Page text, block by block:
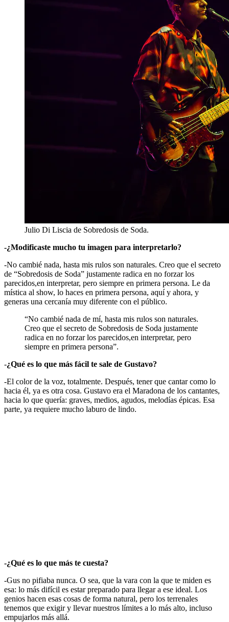
Julio Di Liscia de Sobredosis de Soda.
-¿Modificaste mucho tu imagen para interpretarlo?
-No cambié nada, hasta mis rulos son naturales. Creo que el secreto
de “Sobredosis de Soda” justamente radica en no forzar los
parecidos,en interpretar, pero siempre en primera persona. Le da
mística al show, lo haces en primera persona, aquí y ahora, y
generas una cercanía muy diferente con el público.
“No cambié nada de mí, hasta mis rulos son naturales.
Creo que el secreto de Sobredosis de Soda justamente
radica en no forzar los parecidos,en interpretar, pero
siempre en primera persona”.
-¿Qué es lo que más fácil te sale de Gustavo?
-El color de la voz, totalmente. Después, tener que cantar como lo
hacia él, ya es otra cosa. Gustavo era el Maradona de los cantantes,
hacia lo que quería: graves, medios, agudos, melodías épicas. Esa
parte, ya requiere mucho laburo de lindo.
-¿Qué es lo que más te cuesta?
-Gus no pifiaba nunca. O sea, que la vara con la que te miden es
esa: lo más difícil es estar preparado para llegar a ese ideal. Los
genios hacen esas cosas de forma natural, pero los terrenales
tenemos que exigir y llevar nuestros límites a lo más alto, incluso
empujarlos más allá.